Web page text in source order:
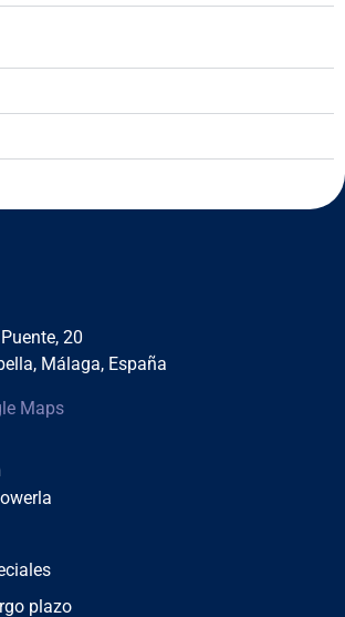
20
Málaga, España
Maps
plazo